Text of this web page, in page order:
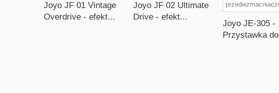
Joyo JF 01 Vintage
Overdrive - efekt...
Joyo JF 02 Ultimate
Drive - efekt...
Joyo JE-305 -
Przystawka